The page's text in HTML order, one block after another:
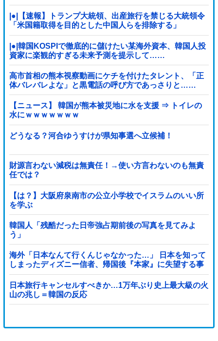
|●|【速報】トランプ大統領、出産旅行を禁じる大統領令
「米国籍取得を目的とした中国人らを排除する」
|●|韓国KOSPIで徹底的に儲けたい某海外資本、韓国人投
資家に楽観的すぎる未来予測を提示して……
高市首相の熊本視察動画にケチを付けたタレント、「正
体バレバレよな」と黒電話の呼び方であっさりと……
【ニュース】 韓国が熊本被災地に水を支援 ⇒ トイレの
水にｗｗｗｗｗｗｗ
どうなる？河合ゆうすけが県知事選へ立候補！
財源言わない減税は無責任！→使い方言わないのも無責
任では？
【は？】大阪府泉南市の公立小学校でイスラムのいい所
を学ぶ
韓国人「残酷だった日帝強占期前後の写真を見てみよ
う」
海外「日本なんて行くんじゃなかった…」 日本を知って
しまったディズニー信者、帰国後『本家』に失望する事
態に
日本旅行キャンセルすべきか…1万年ぶり史上最大級の火
山の兆し＝韓国の反応